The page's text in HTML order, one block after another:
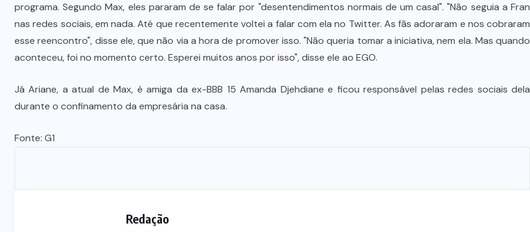
programa. Segundo Max, eles pararam de se falar por "desentendimentos normais de um casal". "Não seguia a Fran
nas redes sociais, em nada. Até que recentemente voltei a falar com ela no Twitter. As fãs adoraram e nos cobraram
esse reencontro", disse ele, que não via a hora de promover isso. "Não queria tomar a iniciativa, nem ela. Mas quando
aconteceu, foi no momento certo. Esperei muitos anos por isso", disse ele ao EGO.
Já Ariane, a atual de Max, é amiga da ex-BBB 15 Amanda Djehdiane e ficou responsável pelas redes sociais dela
durante o confinamento da empresária na casa.
Fonte: G1
Redação
Prefeito Abilio Brunini recebe a
mais alta honraria da Rotam em
Cuiabá
7 DE AGOSTO DE 2026
Dia dos Pais impulsiona varejo e
na moda inspirada no agro